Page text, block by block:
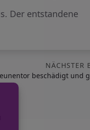
Der entstandene
NÄCHSTER
beschädigt und